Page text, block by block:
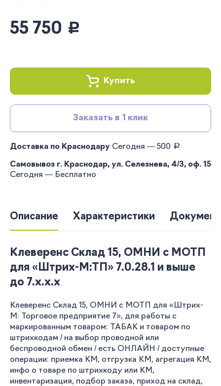
55 750 руб.
Купить
Заказать в 1 клик
Доставка по Краснодару Сегодня — 500 руб.
Самовывоз г. Краснодар, ул. Селезнева, 4/3, оф. 15
Сегодня — Бесплатно
Описание Характеристики
Клеверенс Склад 15, ОМНИ с МОТП
для «Штрих-М:ТП» 7.0.28.1 и выше
до 7.x.x.x
Клеверенс Склад 15, ОМНИ с МОТП для «Штрих-
М: Торговое предприятие 7», для работы с
маркированным товаром: ТАБАК и товаром по
штрихкодам / на выбор проводной или
беспроводной обмен / есть ОНЛАЙН / доступные
операции: приемка КМ, отгрузка КМ, агрегация КМ,
инфо о товаре по штрихкоду или КМ,
инвентаризация, подбор заказа, приход на склад,